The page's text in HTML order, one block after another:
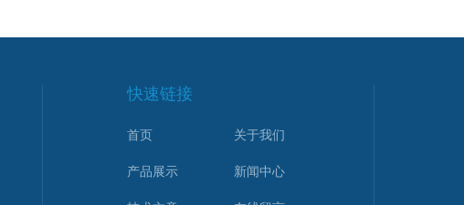
快速链接
首页 关于我们
产品展示 新闻中心